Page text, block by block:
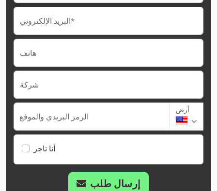
البريد الإلكتروني*
هاتف
شركة
الرمز البريدي والموقع
أرض
أنا تاجر
إرسال طلب